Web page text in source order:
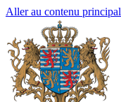
Aller au contenu principal